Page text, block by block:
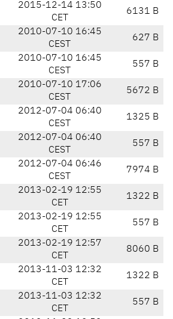
2015-12-14 13:50
CET
6131 B
2010-07-10 16:45
CEST
627 B
2010-07-10 16:45
CEST
557 B
2010-07-10 17:06
CEST
5672 B
2012-07-04 06:40
CEST
1325 B
2012-07-04 06:40
CEST
557 B
2012-07-04 06:46
CEST
7974 B
2013-02-19 12:55
CET
1322 B
2013-02-19 12:55
CET
557 B
2013-02-19 12:57
CET
8060 B
2013-11-03 12:32
CET
1322 B
2013-11-03 12:32
CET
557 B